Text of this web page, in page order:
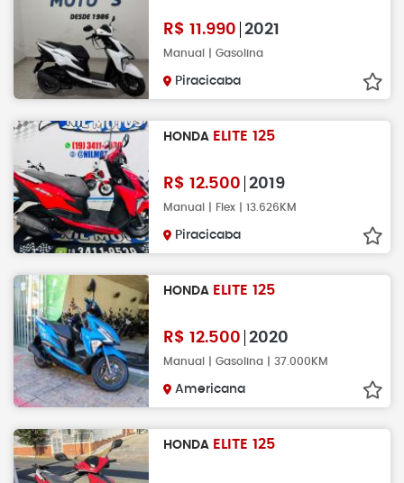
R$ 11.990 2021
Manual | Gasolina
Piracicaba
HONDA ELITE 125
R$ 12.500 2019
Manual | Flex | 13.626KM
Piracicaba
HONDA ELITE 125
R$ 12.500 2020
Manual | Gasolina | 37.000KM
Americana
HONDA ELITE 125